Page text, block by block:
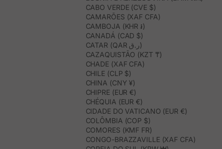
CABO VERDE (CVE $)
CAMARÕES (XAF CFA)
CAMBOJA (KHR ៛)
CANADÁ (CAD $)
CATAR (QAR ر.ق)
CAZAQUISTÃO (KZT ₸)
CHADE (XAF CFA)
CHILE (CLP $)
CHINA (CNY ¥)
CHIPRE (EUR €)
CHÉQUIA (EUR €)
CIDADE DO VATICANO (EUR €)
COLÔMBIA (COP $)
COMORES (KMF FR)
CONGO-BRAZZAVILLE (XAF CFA)